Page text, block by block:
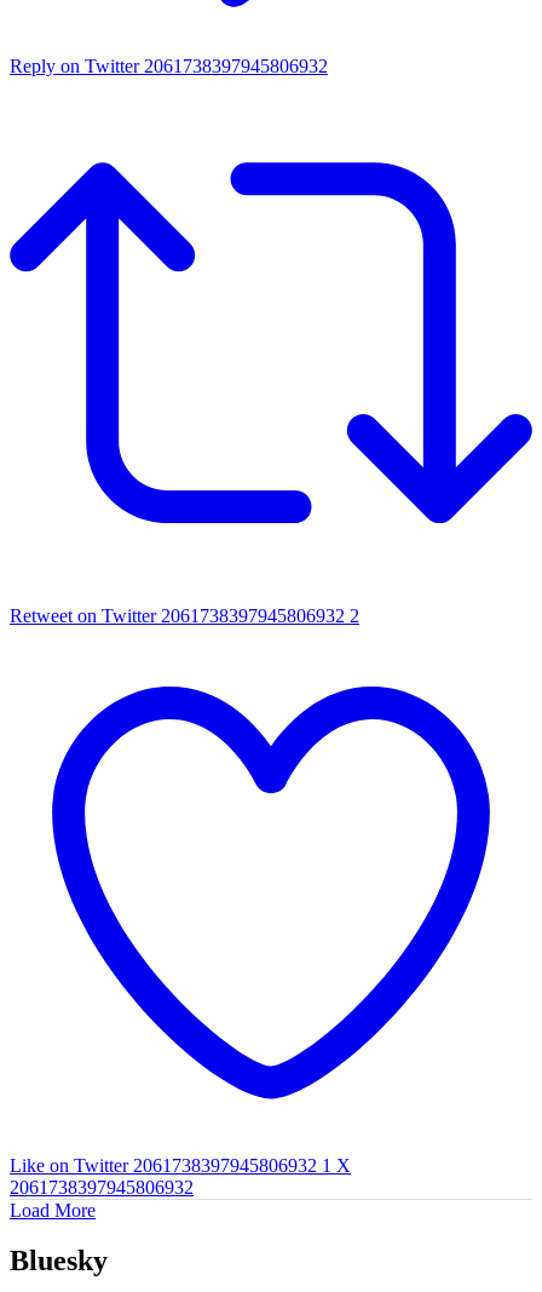
Reply on Twitter 2061738397945806932
Retweet on Twitter 2061738397945806932 2
Like on Twitter 2061738397945806932 1 X
2061738397945806932
Load More
Bluesky